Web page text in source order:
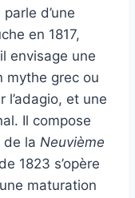
d’une
en 1817,
envisage une
mythe grec ou
l’adagio, et une
Il compose
de la Neuvième
1823 s’opère
maturation